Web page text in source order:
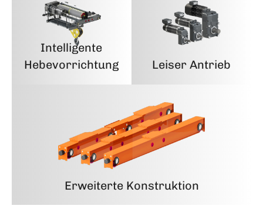
Intelligente
Hebevorrichtung
Leiser Antrieb
Erweiterte Konstruktion